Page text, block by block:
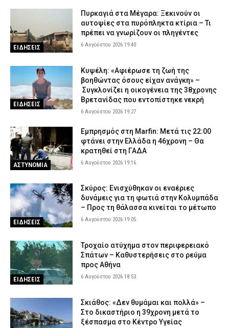
ΕΙΔΗΣΕΙΣ
Πυρκαγιά στα Μέγαρα: Ξεκινούν οι
αυτοψίες στα πυρόπληκτα κτίρια – Τι
πρέπει να γνωρίζουν οι πληγέντες
6 Αυγούστου 2026 19:40
ΕΙΔΗΣΕΙΣ
Κυψέλη: «Αφιέρωσε τη ζωή της
βοηθώντας όσους είχαν ανάγκη» –
Συγκλονίζει η οικογένεια της 38χρονης
Βρετανίδας που εντοπίστηκε νεκρή
6 Αυγούστου 2026 19:27
ΑΣΤΥΝΟΜΙΑ
Εμπρησμός στη Marfin: Μετά τις 22:00
φτάνει στην Ελλάδα η 46χρονη – Θα
κρατηθεί στη ΓΑΔΑ
6 Αυγούστου 2026 19:16
ΕΙΔΗΣΕΙΣ
Σκύρος: Ενισχύθηκαν οι εναέριες
δυνάμεις για τη φωτιά στην Κολυμπάδα
– Προς τη θάλασσα κινείται το μέτωπο
6 Αυγούστου 2026 19:05
ΕΙΔΗΣΕΙΣ
Τροχαίο ατύχημα στον περιφερειακό
Σπάτων – Καθυστερήσεις στο ρεύμα
προς Αθήνα
6 Αυγούστου 2026 18:53
Σκιάθος: «Δεν θυμάμαι και πολλά» –
Στο δικαστήριο η 39χρονη μετά το
ξέσπασμα στο Κέντρο Υγείας